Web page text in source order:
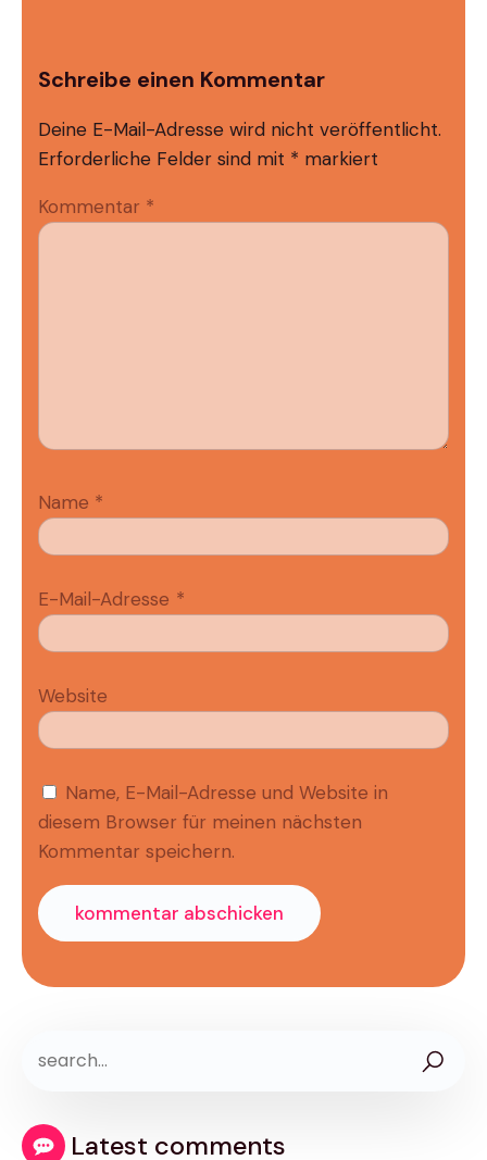
Schreibe einen Kommentar
Deine E-Mail-Adresse wird nicht veröffentlicht.
Erforderliche Felder sind mit * markiert
Kommentar *
Name *
E-Mail-Adresse *
Website
Name, E-Mail-Adresse und Website in
diesem Browser für meinen nächsten
Kommentar speichern.
Latest comments